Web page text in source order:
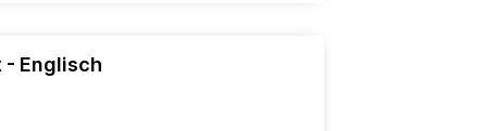
- Englisch